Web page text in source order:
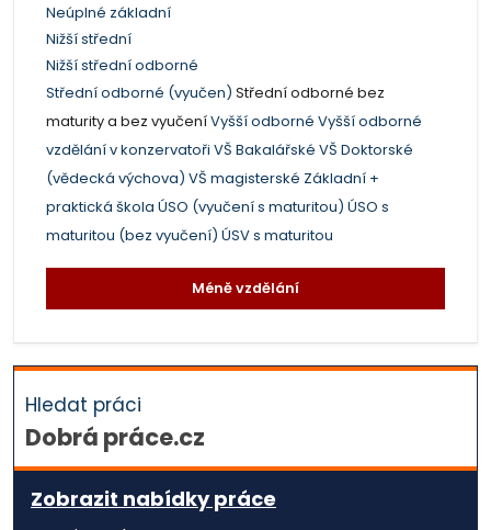
Neúplné základní
Nižší střední
Nižší střední odborné
Střední odborné (vyučen) Střední odborné bez
maturity a bez vyučeníVyšší odborné Vyšší odborné
vzdělání v konzervatoři VŠ Bakalářské VŠ Doktorské
(vědecká výchova) VŠ magisterské Základní +
praktická škola ÚSO (vyučení s maturitou) ÚSO s
maturitou (bez vyučení) ÚSV s maturitou
Méně vzdělání
Hledat práci
Dobrá práce.cz
Zobrazit nabídky práce